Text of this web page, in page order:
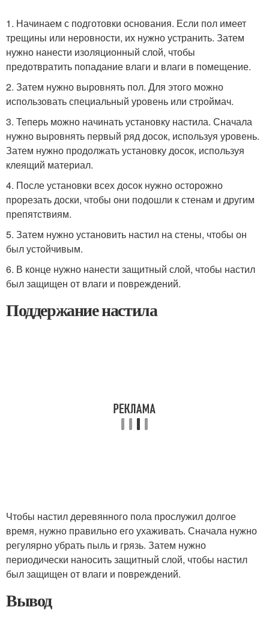
1. Начинаем с подготовки основания. Если пол имеет
трещины или неровности, их нужно устранить. Затем
нужно нанести изоляционный слой, чтобы
предотвратить попадание влаги и влаги в помещение.
2. Затем нужно выровнять пол. Для этого можно
использовать специальный уровень или строймач.
3. Теперь можно начинать установку настила. Сначала
нужно выровнять первый ряд досок, используя уровень.
Затем нужно продолжать установку досок, используя
клеящий материал.
4. После установки всех досок нужно осторожно
прорезать доски, чтобы они подошли к стенам и другим
препятствиям.
5. Затем нужно установить настил на стены, чтобы он
был устойчивым.
6. В конце нужно нанести защитный слой, чтобы настил
был защищен от влаги и повреждений.
Поддержание настила
Чтобы настил деревянного пола прослужил долгое
время, нужно правильно его ухаживать. Сначала нужно
регулярно убрать пыль и грязь. Затем нужно
периодически наносить защитный слой, чтобы настил
был защищен от влаги и повреждений.
Вывод